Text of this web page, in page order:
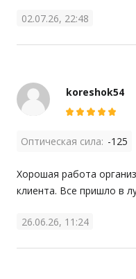
02.07.26, 22:48
koreshok54
Оптическая сила: -125
Хорошая работа
клиента. Все пришло в
26.06.26, 11:24